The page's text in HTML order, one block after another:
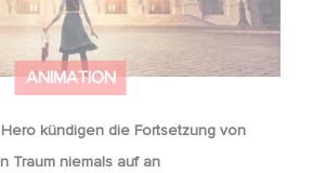
ANIMATION
kündigen die Fortsetzung von
Traum niemals auf an